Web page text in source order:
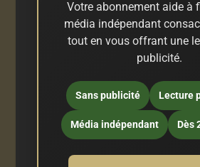
Votre abonnement aide à
média indépendant
tout en vous offrant une
publicité.
Sans publicité Lecture
Média indépendant Dès